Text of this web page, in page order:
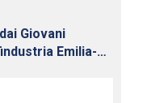
Giovani
Emilia-